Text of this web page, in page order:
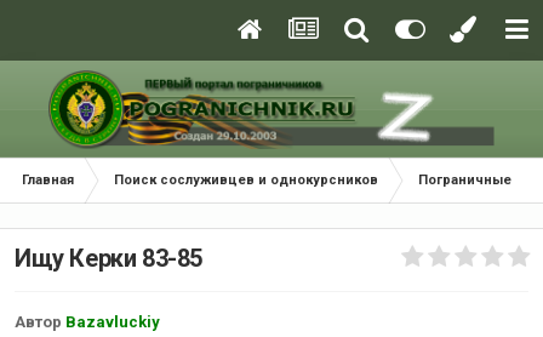
Главная Поиск сослуживцев и однокурсников Пограничные
Ищу Керки 83-85
Автор Bazavluckiy